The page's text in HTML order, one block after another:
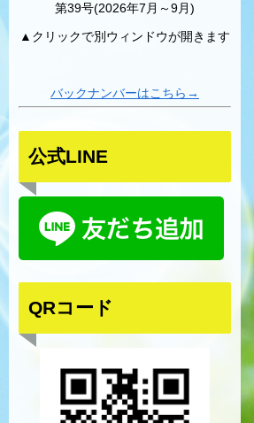
第39号(2026年7月～9月)
▲クリックで別ウィンドウが開きます
バックナンバーはこちら→
公式LINE
QRコード